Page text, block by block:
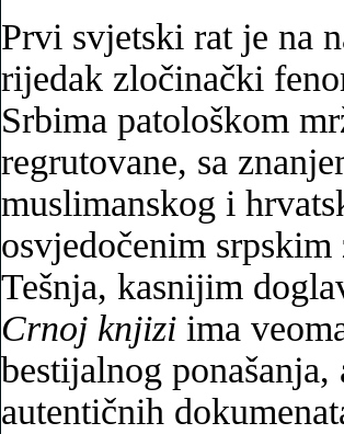
Prvi svjetski rat je na
rijedak zločinački
Srbima patološkom
regrutovane, sa
muslimanskog i
osvjedočenim
Tešnja, kasnijim
Crnoj knjizi ima
bestijalnog
autentičnih